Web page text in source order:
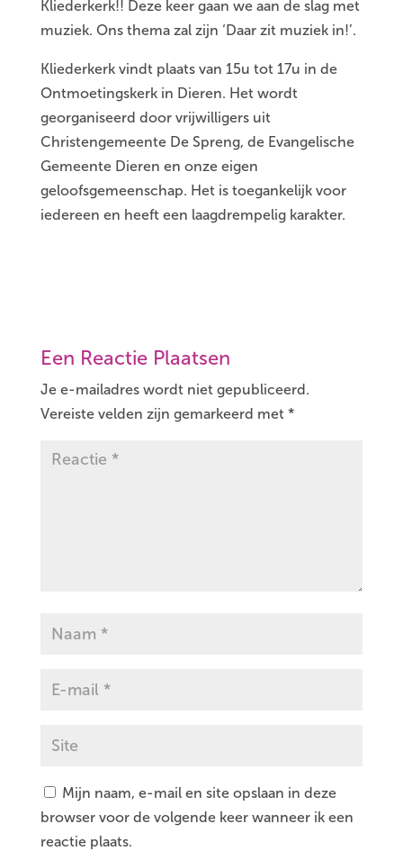
Kliederkerk!! Deze keer gaan we aan de slag met
muziek. Ons thema zal zijn ‘Daar zit muziek in!’.
Kliederkerk vindt plaats van 15u tot 17u in de
Ontmoetingskerk in Dieren. Het wordt
georganiseerd door vrijwilligers uit
Christengemeente De Spreng, de Evangelische
Gemeente Dieren en onze eigen
geloofsgemeenschap. Het is toegankelijk voor
iedereen en heeft een laagdrempelig karakter.
Een Reactie Plaatsen
Je e-mailadres wordt niet gepubliceerd.
Vereiste velden zijn gemarkeerd met *
Mijn naam, e-mail en site opslaan in deze
browser voor de volgende keer wanneer ik een
reactie plaats.